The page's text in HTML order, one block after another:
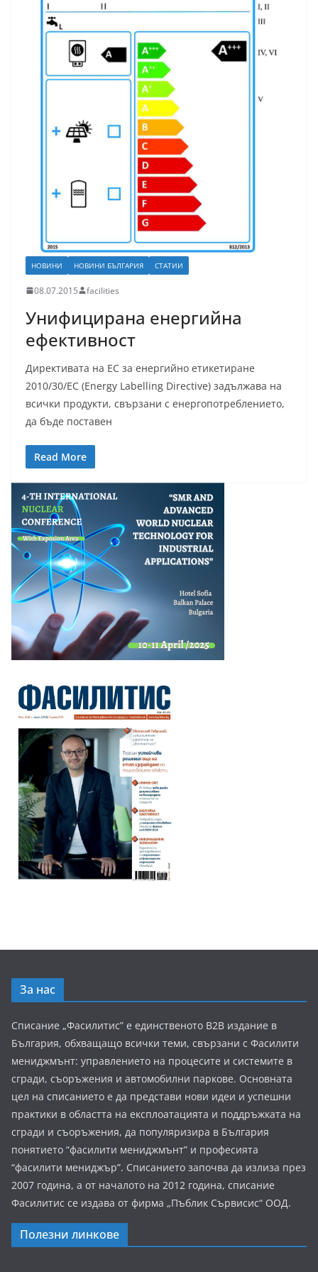
НОВИНИ НОВИНИ БЪЛГАРИЯ СТАТИИ
08.07.2015 facilities
Унифицирана енергийна
ефективност
Директивата на ЕС за енергийно етикетиране
2010/30/ЕС (Energy Labelling Directive) задължава на
всички продукти, свързани с енергопотреблението,
да бъде поставен
Read More
За нас
Списание „Фасилитис” е единственото B2B издание в
България, обхващащо всички теми, свързани с Фасилити
мениджмънт: управлението на процесите и системите в
сгради, съоръжения и автомобилни паркове. Основната
цел на списанието е да представи нови идеи и успешни
практики в областта на експлоатацията и поддръжката на
сгради и съоръжения, да популяризира в България
понятието “фасилити мениджмънт” и професията
“фасилити мениджър”. Списанието започва да излиза през
2007 година, а от началото на 2012 година, списание
Фасилитис се издава от фирма „Пъблик Сървисис“ ООД.
Полезни линкове